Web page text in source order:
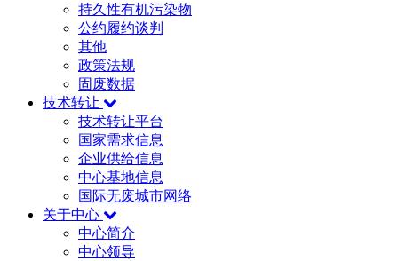
持久性有机污染物
公约履约谈判
其他
政策法规
固废数据
技术转让
技术转让平台
国家需求信息
企业供给信息
中心基地信息
国际无废城市网络
关于中心
中心简介
中心领导